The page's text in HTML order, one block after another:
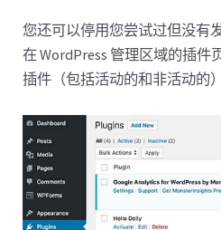
您还可以停用您尝试过但没有
在 WordPress 管理区域的插件
插件（包括活动的和非活动的）